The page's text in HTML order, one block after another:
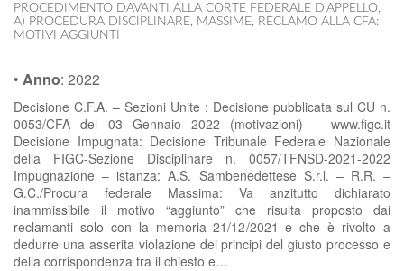
PROCEDIMENTO DAVANTI ALLA CORTE FEDERALE D'APPELLO,
A) PROCEDURA DISCIPLINARE, MASSIME, RECLAMO ALLA CFA:
MOTIVI AGGIUNTI
• Anno: 2022
Decisione C.F.A. – Sezioni Unite : Decisione pubblicata sul CU n.
0053/CFA del 03 Gennaio 2022 (motivazioni) – www.figc.it
Decisione Impugnata: Decisione Tribunale Federale Nazionale
della FIGC-Sezione Disciplinare n. 0057/TFNSD-2021-2022
Impugnazione – istanza: A.S. Sambenedettese S.r.l. – R.R. –
G.C./Procura federale Massima: Va anzitutto dichiarato
inammissibile il motivo “aggiunto” che risulta proposto dai
reclamanti solo con la memoria 21/12/2021 e che è rivolto a
dedurre una asserita violazione dei principi del giusto processo e
della corrispondenza tra il chiesto e…